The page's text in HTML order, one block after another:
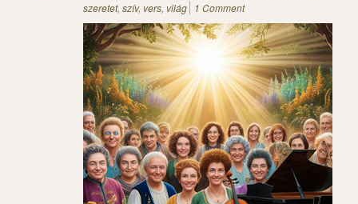
szeretet, szív, vers, világ 1 Comment